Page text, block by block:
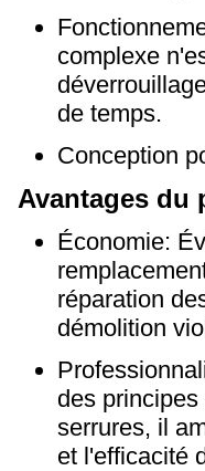
complexe
de temps.
Conception
Avantages du
Économie:
réparation
démolition
des
serrures, il
et l'efficacité